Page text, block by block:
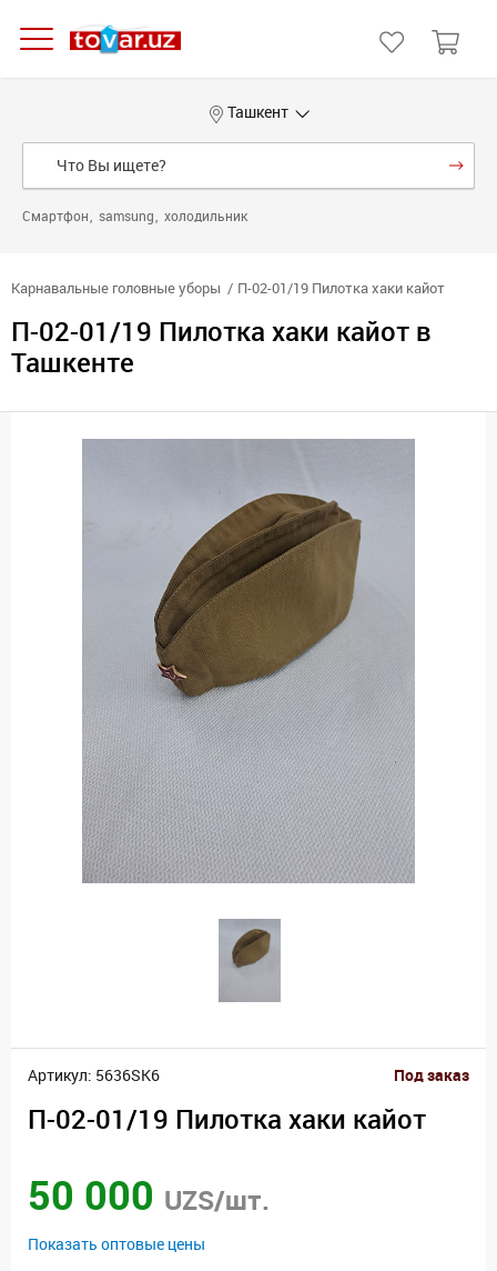
Ташкент
Смартфон samsung холодильник
Карнавальные головные уборы П-02-01/19 Пилотка хаки кайот
П-02-01/19 Пилотка хаки кайот в
Ташкенте
Артикул: 5636SK6 Под заказ
П-02-01/19 Пилотка хаки кайот
50 000 UZS/шт.
Показать оптовые цены